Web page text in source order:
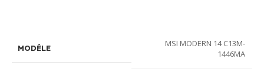
MODÉLE
MSI MODERN 14 C13M-
1446MA